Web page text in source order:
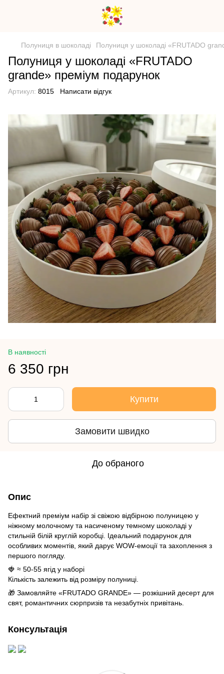
Полуниця в шоколаді Полуниця у шоколаді «FRUTADO
Полуниця у шоколаді «FRUTADO
grande» преміум подарунок
Артикул: 8015 Написати відгук
В наявності
6 350 грн
Купити
Замовити швидко
До обраного
Опис
Ефектний преміум набір зі свіжою відбірною полуницею у
ніжному молочному та насиченому темному шоколаді у
стильній білій круглій коробці. Ідеальний подарунок для
особливих моментів, який дарує WOW-емоції та захоплення з
першого погляду.
🍓 ≈ 50-55 ягід у наборі
Кількість залежить від розміру полуниці.
🎁 Замовляйте «FRUTADO GRANDE» — розкішний десерт для
свят, романтичних сюрпризів та незабутніх привітань.
Консультація